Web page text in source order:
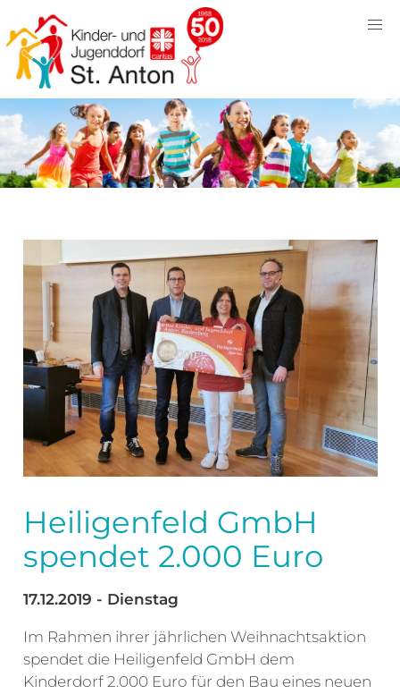
Heiligenfeld GmbH
spendet 2.000 Euro
17.12.2019 - Dienstag
Im Rahmen ihrer jährlichen Weihnachtsaktion
spendet die Heiligenfeld GmbH dem
Kinderdorf 2.000 Euro für den Bau eines neuen